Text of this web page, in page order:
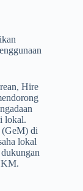
Hire
lokal.
(GeM) di
lokal